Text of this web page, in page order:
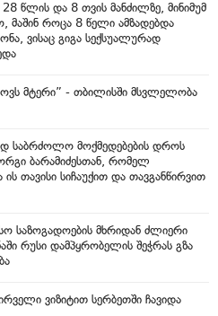
წლის და 8 თვის მანძილზე, მინიმუმ
მაშინ როცა 8 წელი ამზადებდა
ვისაც გიგა სექსუალურად
მტერი” - თბილისში მსვლელობა
საბრძოლო მოქმედებების დროს
ბარამიძესთან, რომელ
თავისი სიჩაუქით და თავგანწირვით
საზოგადოების მხრიდან ძლიერი
რუსი დამპყრობელის შეჭრას გზა
ვიზიტით სერბეთში ჩავიდა